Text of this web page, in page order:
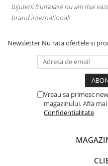
bijuterii frumoase nu am mai
brand international!
Newsletter Nu rata ofertele si
Vreau sa primesc
magazinului. Afla
Confidentialitate